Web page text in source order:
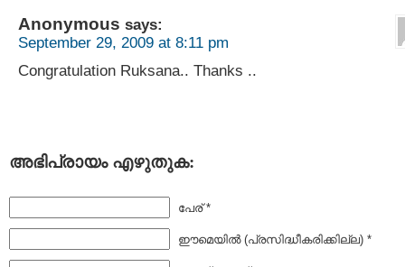
Anonymous says:
September 29, 2009 at 8:11 pm
Congratulation Ruksana.. Thanks ..
അഭിപ്രായം എഴുതുക:
പേര് *
ഈമെയില്‍ (പ്രസിദ്ധീകരിക്കില്ല) *